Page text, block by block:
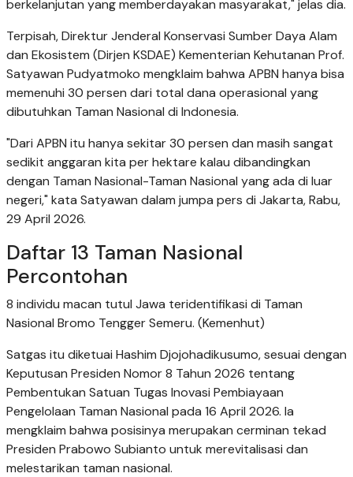
berkelanjutan yang memberdayakan masyarakat," jelas dia.
Terpisah, Direktur Jenderal Konservasi Sumber Daya Alam
dan Ekosistem (Dirjen KSDAE) Kementerian Kehutanan Prof.
Satyawan Pudyatmoko mengklaim bahwa APBN hanya bisa
memenuhi 30 persen dari total dana operasional yang
dibutuhkan Taman Nasional di Indonesia.
"Dari APBN itu hanya sekitar 30 persen dan masih sangat
sedikit anggaran kita per hektare kalau dibandingkan
dengan Taman Nasional-Taman Nasional yang ada di luar
negeri," kata Satyawan dalam jumpa pers di Jakarta, Rabu,
29 April 2026.
Daftar 13 Taman Nasional
Percontohan
8 individu macan tutul Jawa teridentifikasi di Taman
Nasional Bromo Tengger Semeru. (Kemenhut)
Satgas itu diketuai Hashim Djojohadikusumo, sesuai dengan
Keputusan Presiden Nomor 8 Tahun 2026 tentang
Pembentukan Satuan Tugas Inovasi Pembiayaan
Pengelolaan Taman Nasional pada 16 April 2026. Ia
mengklaim bahwa posisinya merupakan cerminan tekad
Presiden Prabowo Subianto untuk merevitalisasi dan
melestarikan taman nasional.